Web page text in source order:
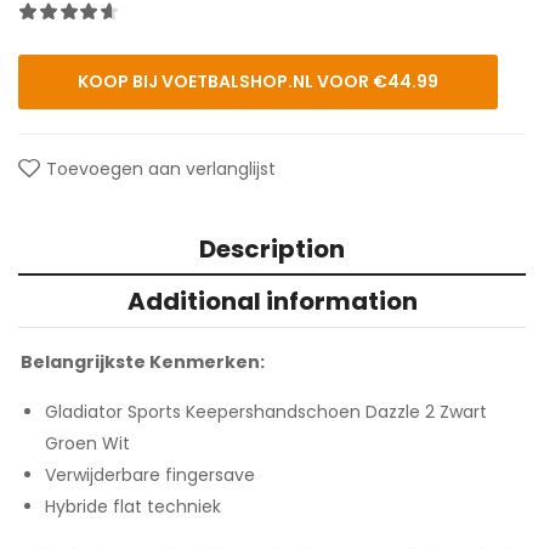
KOOP BIJ VOETBALSHOP.NL VOOR €44.99
Toevoegen aan verlanglijst
Description
Additional information
Belangrijkste Kenmerken:
Gladiator Sports Keepershandschoen Dazzle 2 Zwart
Groen Wit
Verwijderbare fingersave
Hybride flat techniek